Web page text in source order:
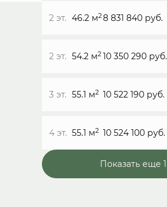
2 эт. 46.2 м28 831 840 руб.
2 эт. 54.2 м2 10 350 290 руб.
3 эт. 55.1 м2 10 522 190 руб.
4 эт. 55.1 м2 10 524 100 руб.
Показать еще